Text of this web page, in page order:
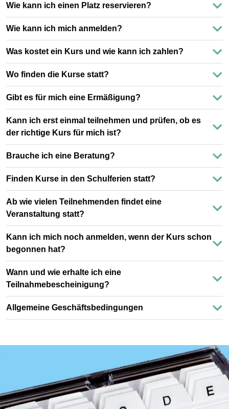
Wie kann ich einen Platz reservieren?
Wie kann ich mich anmelden?
Was kostet ein Kurs und wie kann ich zahlen?
Wo finden die Kurse statt?
Gibt es für mich eine Ermäßigung?
Kann ich erst einmal teilnehmen und prüfen, ob es
der richtige Kurs für mich ist?
Brauche ich eine Beratung?
Finden Kurse in den Schulferien statt?
Ab wie vielen Teilnehmenden findet eine
Veranstaltung statt?
Kann ich mich noch anmelden, wenn der Kurs schon
begonnen hat?
Wann und wie erhalte ich eine
Teilnahmebescheinigung?
Allgemeine Geschäftsbedingungen